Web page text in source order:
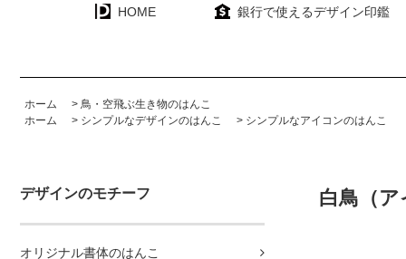
HOME 銀行で使えるデザイン印鑑
ホーム > 鳥・空飛ぶ生き物のはんこ
ホーム
> シンプルなデザインのはんこ > シンプルなアイコンのはんこ
デザインのモチーフ
オリジナル書体のはんこ
白鳥（